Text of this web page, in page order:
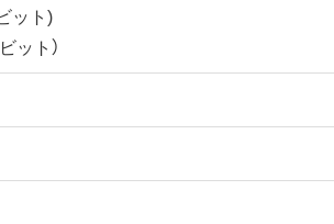
ット)
ット）